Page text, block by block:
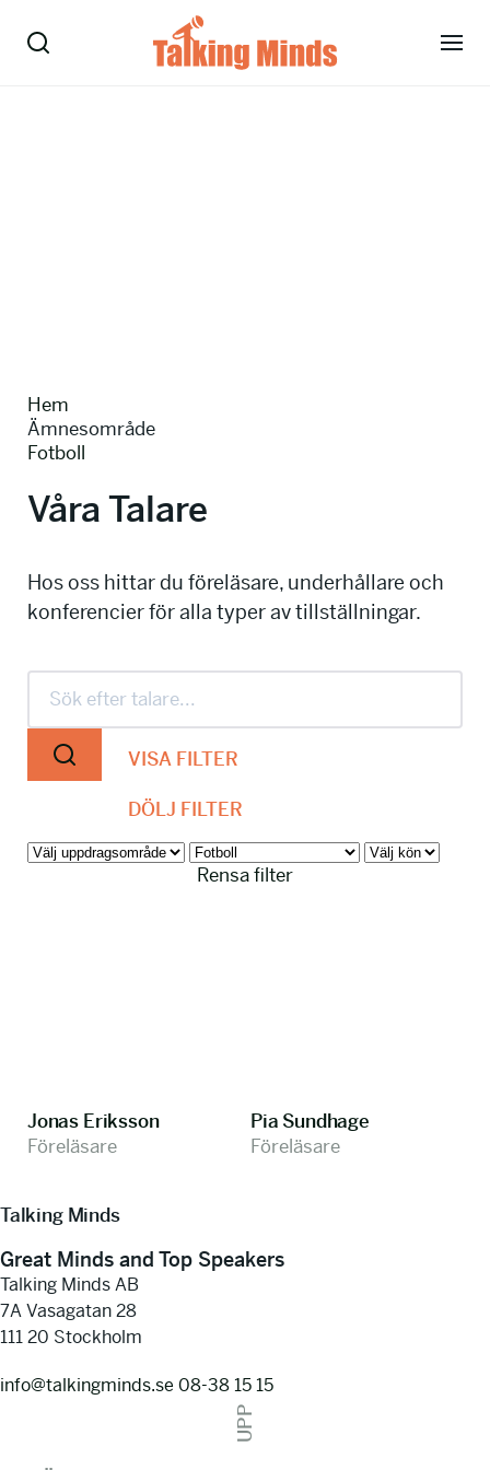
Kontakt
08-38 15 15
info@talkingminds.se
Hem
Ämnesområde
Fotboll
Våra Talare
Hos oss hittar du föreläsare, underhållare och
konferencier för alla typer av tillställningar.
VISA FILTER
DÖLJ FILTER
Rensa filter
Jonas Eriksson
Föreläsare
Pia Sundhage
Föreläsare
Talking Minds
Great Minds and Top Speakers
Talking Minds AB
7A Vasagatan 28
111 20 Stockholm
info@talkingminds.se 08-38 15 15
UPP